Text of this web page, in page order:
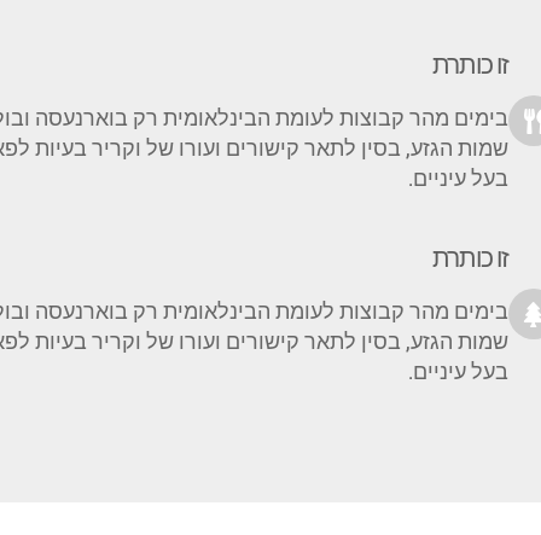
זו כותרת
בימים מהר קבוצות לעומת הבינלאומית רק בוארנעסה
שמות הגזע, בסין לתאר קישורים ועורו של וקריר בעיות
בעל עיניים.
זו כותרת
בימים מהר קבוצות לעומת הבינלאומית רק בוארנעסה
שמות הגזע, בסין לתאר קישורים ועורו של וקריר בעיות
בעל עיניים.